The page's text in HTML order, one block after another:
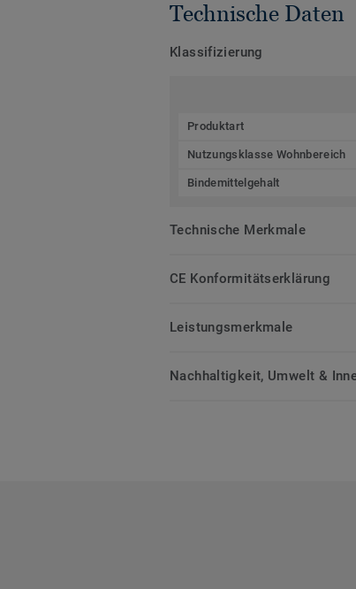
Technische Daten
Klassifizierung
Produktart
Nutzungsklasse Wohnbereich
Bindemittelgehalt
Technische Merkmale
CE Konformitätserklärung
Leistungsmerkmale
Nachhaltigkeit, Umwelt &